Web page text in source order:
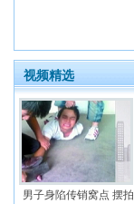
视频精选
男子身陷传销窝点 摆拍